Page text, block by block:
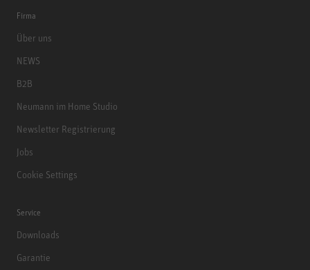
Firma
Über uns
NEWS
B2B
Neumann im Home Studio
Newsletter Registrierung
Jobs
Cookie Settings
Service
Downloads
Garantie